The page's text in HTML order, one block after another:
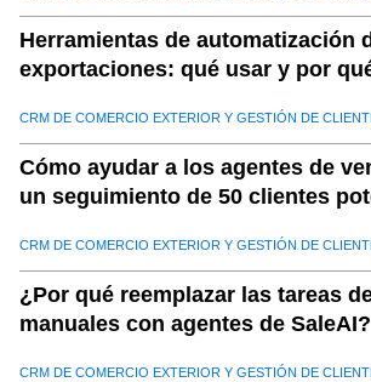
Herramientas de automatización
exportaciones: qué usar y por
CRM DE COMERCIO EXTERIOR Y GESTIÓN DE
Cómo ayudar a los agentes de
un seguimiento de 50 clientes
CRM DE COMERCIO EXTERIOR Y GESTIÓN DE
¿Por qué reemplazar las tareas
manuales con agentes de SaleAI?
CRM DE COMERCIO EXTERIOR Y GESTIÓN DE